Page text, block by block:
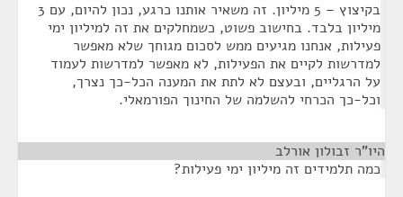
בקיצוץ – 5 מיליון. זה משאיר אותנו כרגע, נכון להיום, עם 3
מיליון בלבד. בחישוב פשוט, כשמחלקים את זה למיליון ימי
פעילות, אנחנו מגיעים ממש לסכום מגוחך שלא מאפשר
למדרשות לקיים את הפעילות, לא מאפשר למדרשות לעמוד
על הרגליים, ובעצם לא לתת את המענה הכל-כך נצרך,
וכל-כך הכרחי להשלמה של החינוך הפורמאלי.
היו"ר זבולון אורלב
כמה תלמידים זה מיליון ימי פעילות?